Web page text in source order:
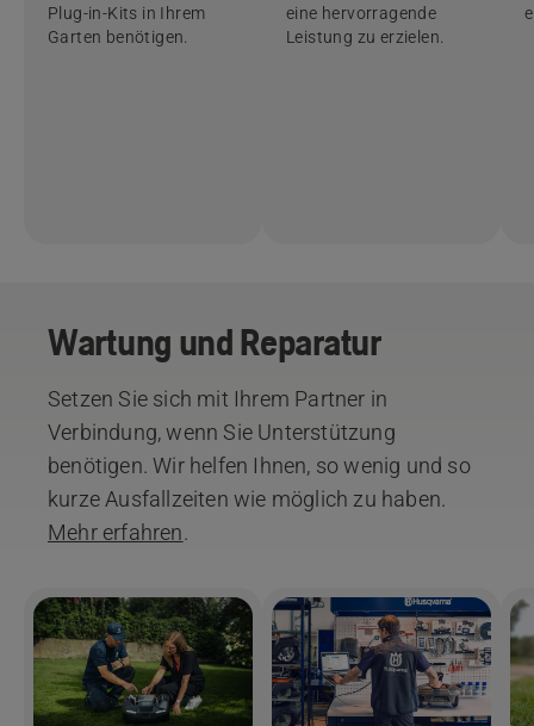
Plug-in-Kits in Ihrem
Garten benötigen.
eine hervorragende
Leistung zu erzielen.
Wartung und Reparatur
Setzen Sie sich mit Ihrem Partner in
Verbindung, wenn Sie Unterstützung
benötigen. Wir helfen Ihnen, so wenig und so
kurze Ausfallzeiten wie möglich zu haben.
Mehr erfahren.